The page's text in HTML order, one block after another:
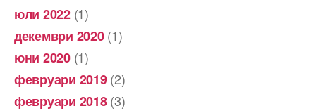
юли 2022(1)
декември 2020(1)
юни 2020(1)
февруари 2019(2)
февруари 2018(3)